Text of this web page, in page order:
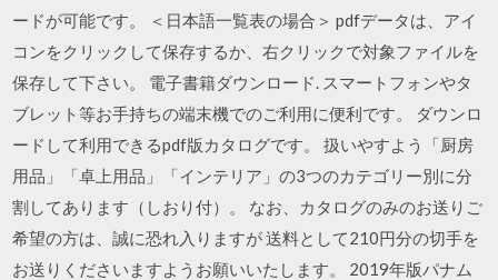
ードが可能です。 ＜日本語一覧表の場合＞ pdfデータは、アイ
コンをクリックして保存するか、右クリックで対象ファイルを
保存して下さい。 電子書籍ダウンロード. スマートフォンやタ
ブレット等お手持ちの端末機でのご利用に便利です。 ダウンロ
ードして利用できるpdf版カタログです。 扱いやすよう「厨房
用品」「卓上用品」「インテリア」の3つのカテゴリー別に分
割してあります（しおり付）。 なお、カタログのみのお送りご
希望の方は、誠に恐れ入りますが 送料として210円分の切手を
お送りくださいますようお願いいたします。 2019年版パナム